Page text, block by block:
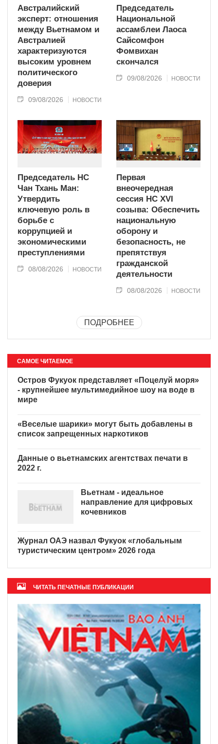
Австралийский
эксперт: отношения
между Вьетнамом и
Австралией
характеризуются
высоким уровнем
политического
доверия
09/08/2026 НОВОСТИ
Председатель
Национальной
ассамблеи Лаоса
Сайсомфон
Фомвихан
скончался
09/08/2026 НОВОСТИ
Председатель НС
Чан Тхань Ман:
Утвердить
ключевую роль в
борьбе с
коррупцией и
экономическими
преступлениями
08/08/2026 НОВОСТИ
Первая
внеочередная
сессия НС XVI
созыва: Обеспечить
национальную
оборону и
безопасность, не
препятствуя
гражданской
деятельности
08/08/2026 НОВОСТИ
ПОДРОБНЕЕ
САМОЕ ЧИТАЕМОЕ
Остров Фукуок представляет
«Поцелуй моря» - крупнейшее
«Веселые шарики» могут
Данные о вьетнамских
агентствах печати в 2022 г.
Вьетнам - идеальное
направление для цифровых
кочевников
Журнал ОАЭ назвал Фукуок
«глобальным туристическим
центром» 2026 года